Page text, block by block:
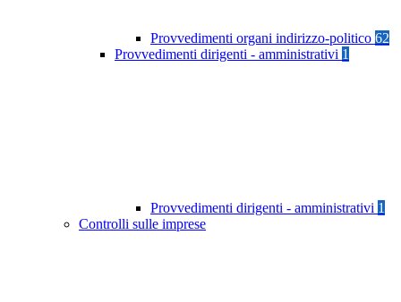
Provvedimenti organi indirizzo-politico 62
Provvedimenti dirigenti - amministrativi 1
Provvedimenti dirigenti - amministrativi 1
Controlli sulle imprese